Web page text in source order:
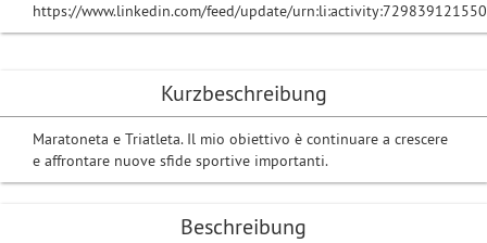
Kurzbeschreibung
Maratoneta e Triatleta. Il mio obiettivo è continuare a crescere
e affrontare nuove sfide sportive importanti.
Beschreibung
https://www.linkedin.com/feed/update/